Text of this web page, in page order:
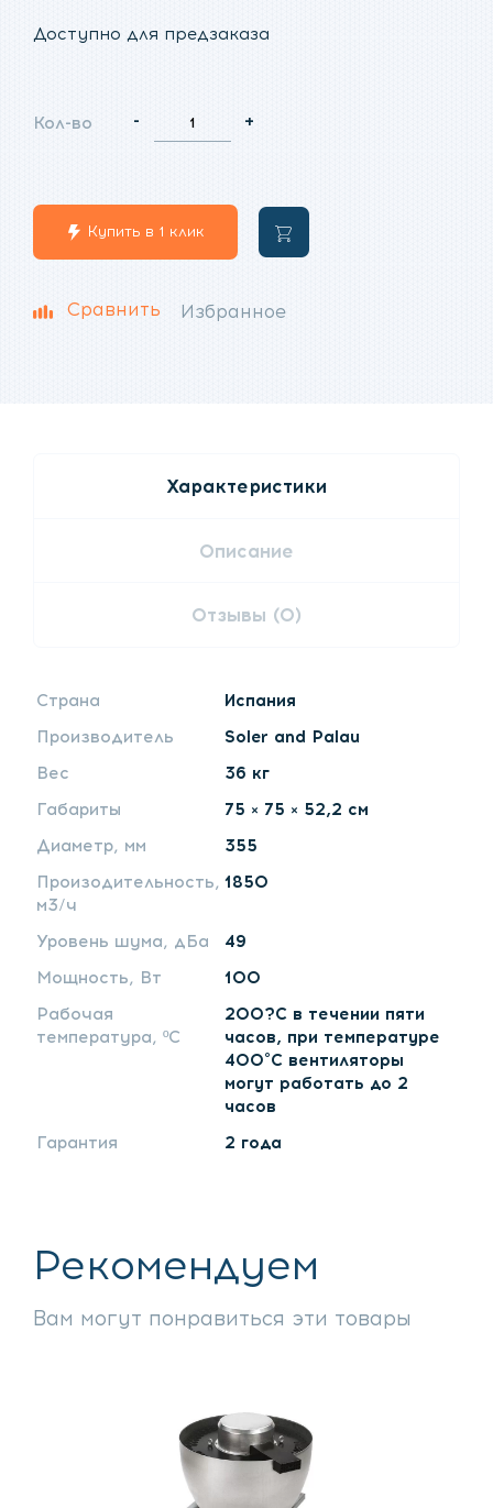
Характеристики
Описание
Отзывы (0)
Страна
Испания
Производитель
Soler and Palau
Вес
36 кг
Габариты
75 × 75 × 52,2 см
Диаметр, мм
355
Произодительность,
м3/ч
1850
Уровень шума, дБа
49
Мощность, Вт
100
Рабочая
температура, ºС
200?С в течении пяти
часов, при температуре
400°С вентиляторы
могут работать до 2
часов
Гарантия
2 года
Доступно для предзаказа
Кол-во - +
Купить в 1 клик
В
корзину
Сравнить Избранное
Рекомендуем
Вам могут понравиться эти товары